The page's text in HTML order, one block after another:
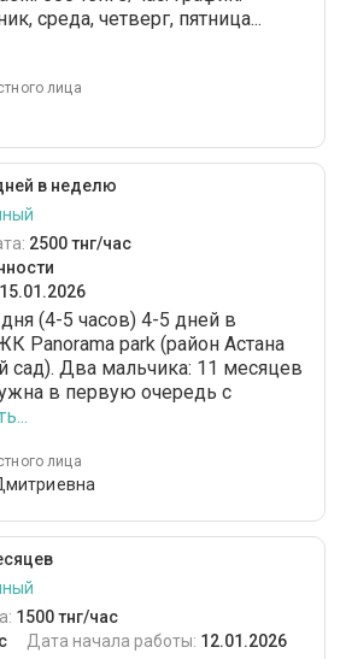
среда, четверг, пятница...
лица
в неделю
2500 тнг/час
15.01.2026
(4-5 часов) 4-5 дней в
Panorama park (район Астана
сад). Два мальчика: 11 месяцев
в первую очередь с
лица
1500 тнг/час
Дата начала работы: 12.01.2026